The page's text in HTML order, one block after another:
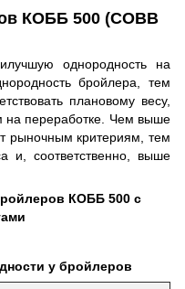
КОББ 500 (COBB
однородность на
бройлера, тем
плановому весу,
на переработке. Чем выше
рыночным критериям, тем
и, соответственно, выше
КОББ 500 с
у бройлеров